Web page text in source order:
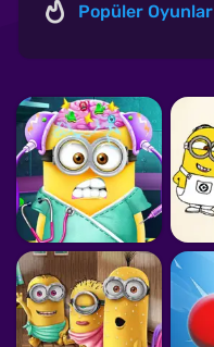
Popüler Oyunlar